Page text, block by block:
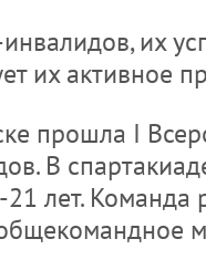
их
их активное
прошла I
В
лет. Команда